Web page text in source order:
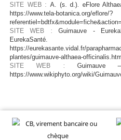
SITE WEB : A. (s. d.). eFlore
https://www.tela-botanica.org/eflore/?
SITE WEB :Guimauve -
EurekaSanté.
https://eurekasante.vidal.fr/
plantes/guimauve-althaea-officinalis.html
SITE WEB :
https://www.wikiphyto.org/wiki/